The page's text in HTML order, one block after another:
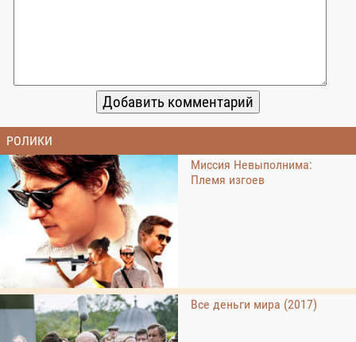
РОЛИКИ
Миссия Невыполнима:
Племя изгоев
Все деньги мира (2017)